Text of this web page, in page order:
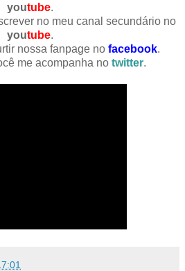
youtube.
no meu canal secundário no
youtube.
nossa fanpage no facebook.
me acompanha no twitter.